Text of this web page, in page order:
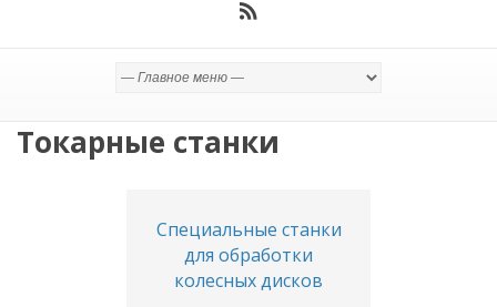
Токарные станки
Специальные станки
для обработки
колесных дисков